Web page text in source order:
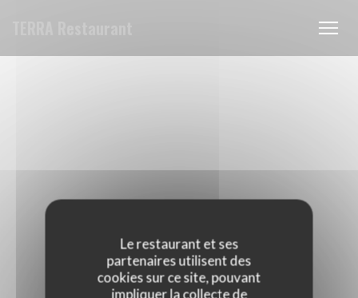
Le restaurant et ses
partenaires utilisent des
cookies sur ce site, pouvant
impliquer la collecte de